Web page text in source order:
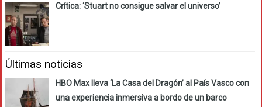
Crítica: ‘Stuart no consigue salvar el universo’
Últimas noticias
HBO Max lleva ‘La Casa del Dragón’ al País Vasco con
una experiencia inmersiva a bordo de un barco